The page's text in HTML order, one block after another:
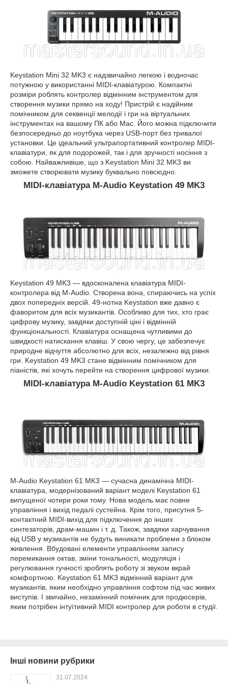
Keystation Mini 32 MK3 є надзвичайно легкою і водночас
потужною у використанні MIDI-клавіатурою. Компактні
розміри роблять контролер відмінним інструментом для
створення музики прямо на ходу! Пристрій є надійним
помічником для секвенції мелодії і гри на віртуальних
інструментах на вашому ПК або Mac. Його можна підключити
безпосередньо до ноутбука через USB-порт без тривалої
установки. Це ідеальний ультрапортативний контролер MIDI-
клавіатури, як для подорожей, так і для зручності носіння з
собою. Найважливіше, що з Keystation Mini 32 MK3 ви
зможете створювати музику буквально повсюдно.
MIDI-клавіатура M-Audio Keystation 49 MK3
Keystation 49 MK3 — вдосконалена клавіатура MIDI-
контролера від M-Audio. Створена вона, спираючись на успіх
двох попередніх версій. 49-нотна Keystation вже давно є
фаворитом для всіх музикантів. Особливо для тих, хто грає
цифрову музику, завдяки доступній ціні і відмінній
функціональності. Клавіатура оснащена чутливими до
швидкості натискання клавіш. У свою чергу, це забезпечує
природне відчуття абсолютно для всіх, незалежно від рівня
гри. Keystation 49 MK3 стане відмінним помічником для
піаністів, які хочуть перейти на створення цифрової музики.
MIDI-клавіатура M-Audio Keystation 61 MK3
M-Audio Keystation 61 MK3 — сучасна динамічна MIDI-
клавіатура, модернізований варіант моделі Keystation 61
випущеної чотири роки тому. Нова модель має повне
управління і вихід педалі сустейна. Крім того, присутня 5-
контактний MIDI-вихід для підключення до інших
синтезаторів, драм-машин і т. д. Також, завдяки харчування
від USB у музикантів не будуть виникати проблеми з блоком
живлення. Вбудовані елементи управлінням запису
перемикання октав, зміни тональності, модуляція і
регулювання гучності зроблять роботу зі звуком вкрай
комфортною. Keystation 61 MK3 відмінний варіант для
музикантів, яким необхідно управління софтом під час живих
виступів. І звичайно, незамінний помічник для продюсерів,
яким потрібен інтуїтивний MIDI контролер для роботи в студії.
Інші новини рубрики
31.07.2024